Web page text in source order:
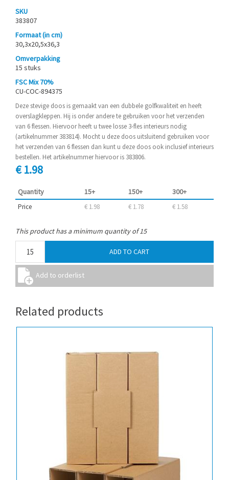
SKU
383807
Formaat (in cm)
30,3x20,5x36,3
Omverpakking
15 stuks
FSC Mix 70%
CU-COC-894375
Deze stevige doos is gemaakt van een dubbele golfkwaliteit en heeft
overslagkleppen. Hij is onder andere te gebruiken voor het verzenden
van 6 flessen. Hiervoor heeft u twee losse 3-fles interieurs nodig
(artikelnummer 383814). Mocht u deze doos uitsluitend gebruiken voor
het verzenden van 6 flessen dan kunt u deze doos ook inclusief interieurs
bestellen. Het artikelnummer hiervoor is 383806.
€ 1.98
Quantity 15+ 150+ 300+
Price € 1.98 € 1.78 € 1.58
This product has a minimum quantity of 15
Related products